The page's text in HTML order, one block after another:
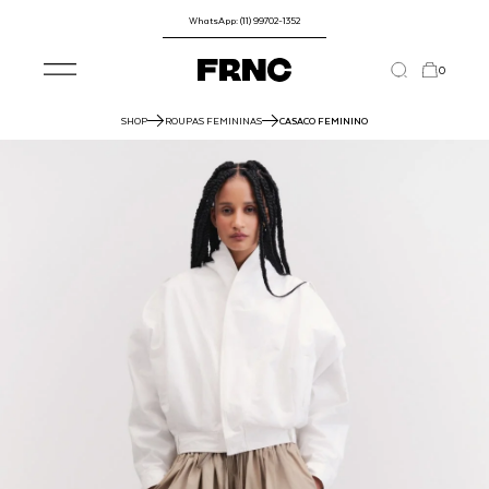
WhatsApp: (11) 99702-1352
0
SHOP ROUPAS FEMININAS CASACO FEMININO